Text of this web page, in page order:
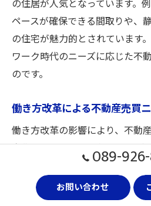
の住居が人気となっています。
ペースが確保できる間取りや、
の住宅が魅力的とされています
ワーク時代のニーズに応じた不
のです。
働き方改革による不動産売買
働き方改革の影響により、不動
変化しています。従来のように
から、生活の質を重視した選択
特に、リモートワークを取り入
宅近くに快適な住環境を求める
089-
お問い合わせ